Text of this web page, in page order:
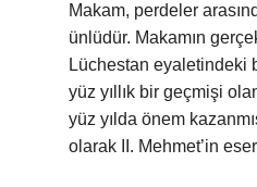
Makam, perdeler
ünlüdür. Makamın
Lüchestan eyaletindeki
yüz yıllık bir geçmişi
yüz yılda önem
olarak II. Mehmet’in